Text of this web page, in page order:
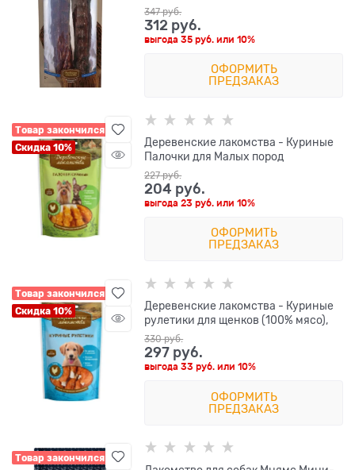
347 руб.
312 руб.
выгода35 руб. или10%
ОФОРМИТЬ
ПРЕДЗАКАЗ
Товар закончился
Скидка 10%
Деревенские лакомства - Куриные
Палочки для Малых пород
227 руб.
204 руб.
выгода23 руб. или10%
ОФОРМИТЬ
ПРЕДЗАКАЗ
Товар закончился
Скидка 10%
Деревенские лакомства - Куриные
рулетики для щенков (100% мясо),
330 руб.
297 руб.
выгода33 руб. или10%
ОФОРМИТЬ
ПРЕДЗАКАЗ
Товар закончился